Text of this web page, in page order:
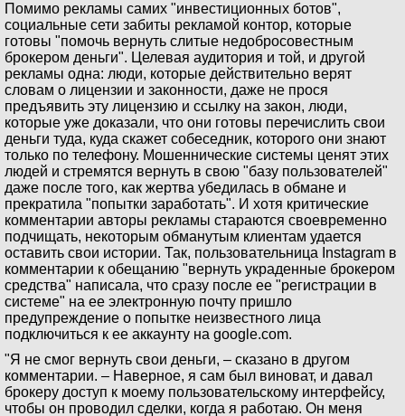
Помимо рекламы самих "инвестиционных ботов",
социальные сети забиты рекламой контор, которые
готовы "помочь вернуть слитые недобросовестным
брокером деньги". Целевая аудитория и той, и другой
рекламы одна: люди, которые действительно верят
словам о лицензии и законности, даже не прося
предъявить эту лицензию и ссылку на закон, люди,
которые уже доказали, что они готовы перечислить свои
деньги туда, куда скажет собеседник, которого они знают
только по телефону. Мошеннические системы ценят этих
людей и стремятся вернуть в свою "базу пользователей"
даже после того, как жертва убедилась в обмане и
прекратила "попытки заработать". И хотя критические
комментарии авторы рекламы стараются своевременно
подчищать, некоторым обманутым клиентам удается
оставить свои истории. Так, пользовательница Instagram в
комментарии к обещанию "вернуть украденные брокером
средства" написала, что сразу после ее "регистрации в
системе" на ее электронную почту пришло
предупреждение о попытке неизвестного лица
подключиться к ее аккаунту на google.com.
"Я не смог вернуть свои деньги, – сказано в другом
комментарии. – Наверное, я сам был виноват, и давал
брокеру доступ к моему пользовательскому интерфейсу,
чтобы он проводил сделки, когда я работаю. Он меня